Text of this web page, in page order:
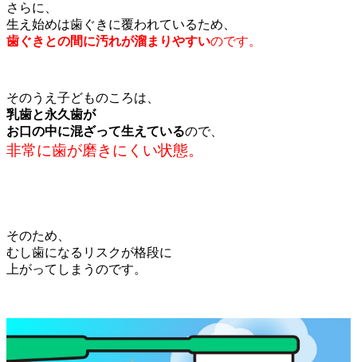
さらに、
生え始めは歯ぐきに覆われているため、
歯ぐきとの間に汚れが溜まりやすいのです。
そのうえ子どものころは、
乳歯と永久歯が
お口の中に混ざって生えているので、
非常に歯が磨きにくい状態。
そのため、
むし歯になるリスクが格段に
上がってしまうのです。